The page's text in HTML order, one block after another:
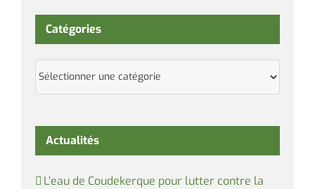
Catégories
Catégories
Actualités
L’eau de Coudekerque pour lutter contre la